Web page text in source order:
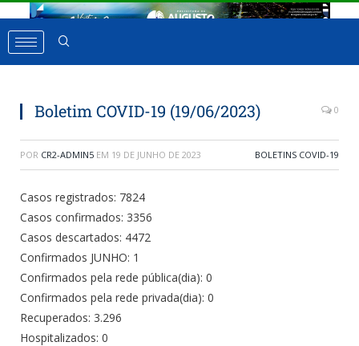
Boletim COVID-19 (19/06/2023) 0
POR CR2-ADMIN5 EM 19 DE JUNHO DE 2023 BOLETINS COVID-19
Casos registrados: 7824
Casos confirmados: 3356
Casos descartados: 4472
Confirmados JUNHO: 1
Confirmados pela rede pública(dia): 0
Confirmados pela rede privada(dia): 0
Recuperados: 3.296
Hospitalizados: 0